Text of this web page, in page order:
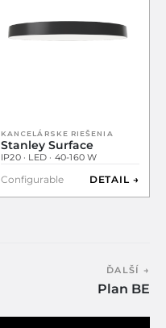
KANCELÁRSKE RIEŠENIA
Stanley Surface
IP20 · LED · 40-160 W
Configurable DETAIL →
ĎALŠÍ →
Plan BE